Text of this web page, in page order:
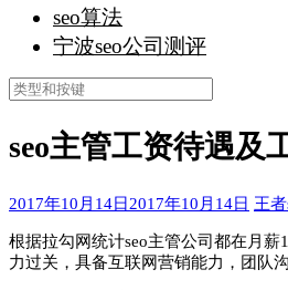
seo算法
宁波seo公司测评
搜
seo主管工资待遇及
2017年10月14日2017年10月14日 王者
根据拉勾网统计seo主管公司都在月薪
力过关，具备互联网营销能力，团队